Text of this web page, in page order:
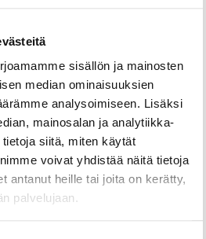
sisällön ja mainosten
median ominaisuuksien
analysoimiseen. Lisäksi
mainosalan ja analytiikka-
siitä, miten käytät
voivat yhdistää näitä tietoja
antanut heille tai joita on kerätty,
palvelujaan.
pihapiiristä Sastamalan
Sastamalan 4H-yhdistyksen
leipovat joka päivä alusta
muut suolaiset ja makeat
tuoreen kahvin ja